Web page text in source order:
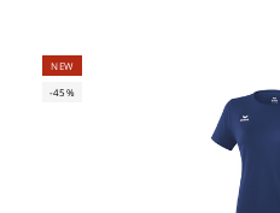
NEW
-45%